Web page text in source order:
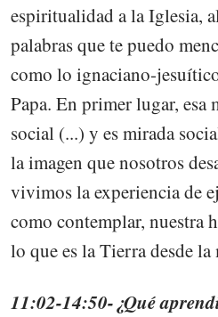
espiritualidad a la Iglesia,
palabras que te puedo
como lo ignaciano-
Papa. En primer lugar, esa
social (...) y es mirada
la imagen que nosotros
vivimos la experiencia de
como contemplar, nuestra
lo que es la Tierra desde
11:02-14:50-¿Qué